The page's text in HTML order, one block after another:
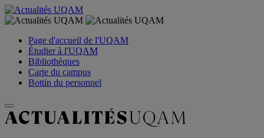
Page d'accueil de l'UQAM
Étudier à l'UQAM
Bibliothèques
Carte du campus
Bottin du personnel